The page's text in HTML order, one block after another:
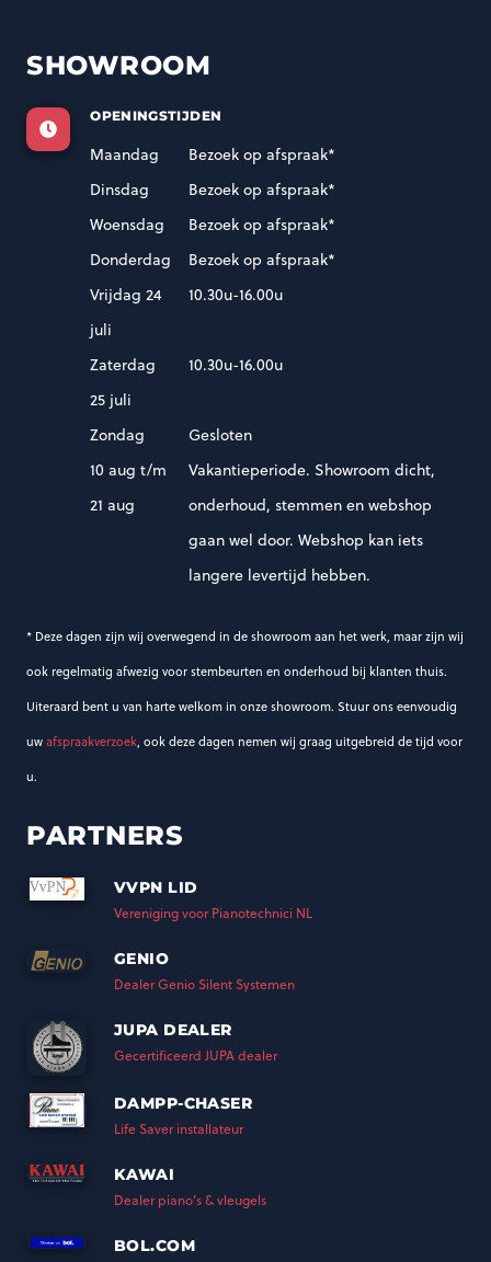
SHOWROOM
OPENINGSTIJDEN
Maandag
Bezoek op afspraak*
Dinsdag
Bezoek op afspraak*
Woensdag
Bezoek op afspraak*
Donderdag
Bezoek op afspraak*
Vrijdag 24
juli
10.30u-16.00u
Zaterdag
25 juli
10.30u-16.00u
Zondag
Gesloten
10 aug t/m
21 aug
Vakantieperiode. Showroom dicht,
onderhoud, stemmen en webshop
gaan wel door. Webshop kan iets
langere levertijd hebben.
* Deze dagen zijn wij overwegend in de showroom aan het werk, maar zijn wij
ook regelmatig afwezig voor stembeurten en onderhoud bij klanten thuis.
Uiteraard bent u van harte welkom in onze showroom. Stuur ons eenvoudig
uwafspraakverzoek, ook deze dagen nemen wij graag uitgebreid de tijd voor
u.
PARTNERS
VVPN LID
Vereniging voor Pianotechnici NL
GENIO
Dealer Genio Silent Systemen
JUPA DEALER
Gecertificeerd JUPA dealer
DAMPP-CHASER
Life Saver installateur
KAWAI
Dealer piano’s & vleugels
BOL.COM